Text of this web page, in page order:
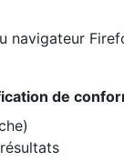
navigateur
de